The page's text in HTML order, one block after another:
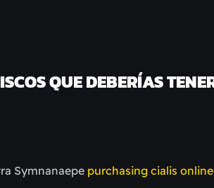
QUE DEBERÍAS
Symnanaepe purchasing cialis online